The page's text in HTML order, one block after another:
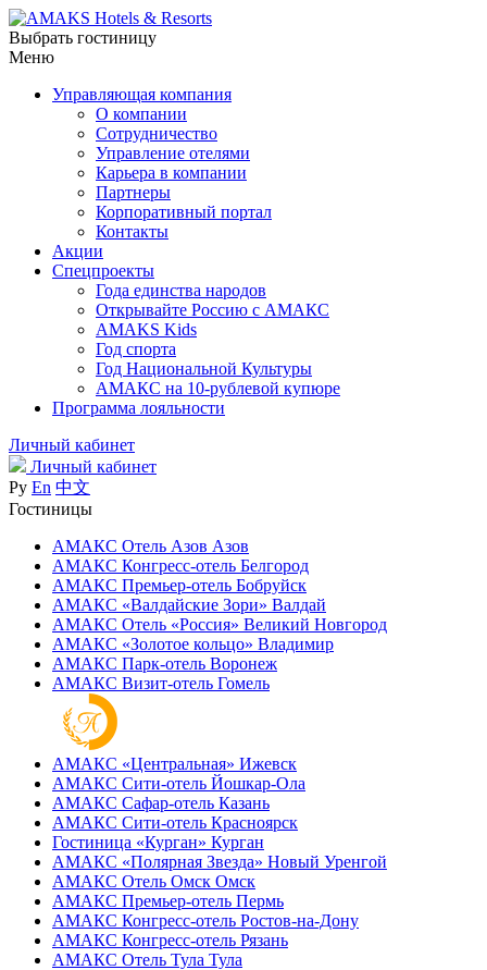
Выбрать гостиницу
Меню
Управляющая компания
О компании
Сотрудничество
Управление отелями
Карьера в компании
Партнеры
Корпоративный портал
Контакты
Акции
Спецпроекты
Года единства народов
Открывайте Россию с АМАКС
AMAKS Kids
Год спорта
Год Национальной Культуры
АМАКС на 10-рублевой купюре
Программа лояльности
Личный кабинет
Личный кабинет
Ру En 中文
Гостиницы
АМАКС Отель ‎Азов Азов
АМАКС Конгресс-отель Белгород
АМАКС Премьер-отель Бобруйск
АМАКС «‎Валдайские Зори» Валдай
АМАКС Отель «‎Россия» Великий Новгород
АМАКС «‎Золотое кольцо» Владимир
АМАКС Парк-отель Воронеж
АМАКС Визит-отель Гомель
АМАКС «‎Центральная» Ижевск
АМАКС Сити-отель Йошкар-Ола
АМАКС Сафар-отель Казань
АМАКС Сити-отель Красноярск
Гостиница «‎Курган» Курган
АМАКС «Полярная Звезда» Новый Уренгой
АМАКС Отель ‎Омск Омск
АМАКС Премьер-отель Пермь
АМАКС Конгресс-отель Ростов-на-Дону
АМАКС Конгресс-отель Рязань
АМАКС Отель Тула Тула